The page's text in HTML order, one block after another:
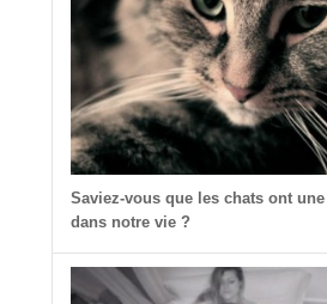
Saviez-vous que les chats ont
dans notre vie ?